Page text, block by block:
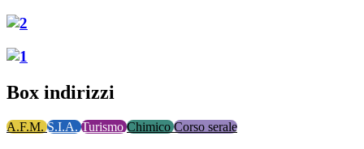
Box indirizzi
A.F.M.S.I.A.TurismoChimicoCorso serale